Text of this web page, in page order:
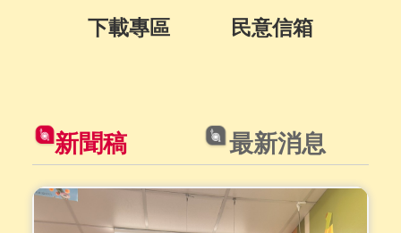
下載專區 民意信箱
切
[另
開
新聞稿 最新消息